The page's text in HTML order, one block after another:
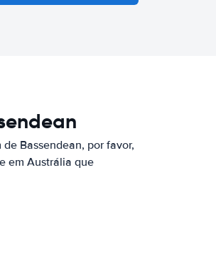
Bassendean, por favor,
em Austrália que